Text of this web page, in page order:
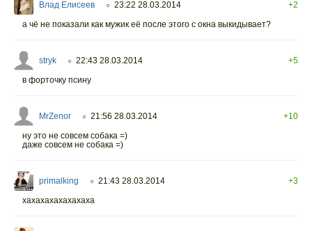
Влад Елисеев ○ 23:22 28.03.2014
+2
а чё не показали как мужик её после этого с окна выкидывает?
stryk ○ 22:43 28.03.2014
+5
в форточку псину
MrZenor ○ 21:56 28.03.2014
+10
ну это не совсем собака =)
даже совсем не собака =)
primalking ○ 21:43 28.03.2014
+3
хахахахахахахаха